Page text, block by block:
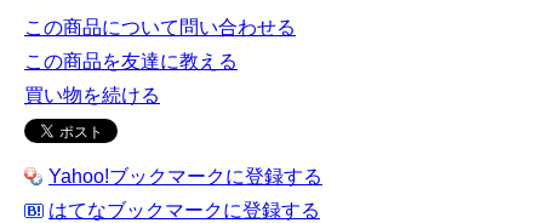
この商品について問い合わせる
この商品を友達に教える
買い物を続ける
Yahoo!ブックマークに登録する
はてなブックマークに登録する